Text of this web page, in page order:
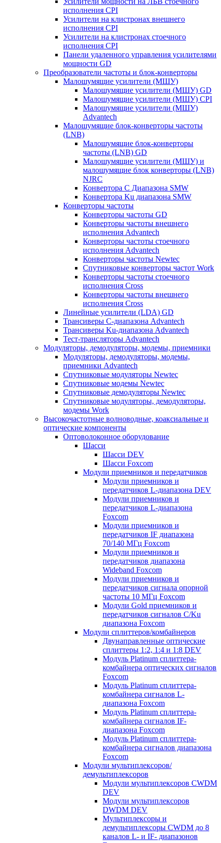
исполнения CPI
Усилители на клистронах внешнего
исполнения CPI
Усилители на клистронах стоечного
исполнения CPI
Панели удаленного управления усилителями
мощности GD
Преобразователи частоты и блок-конверторы
Малошумящие усилители (МШУ)
Малошумящие усилители (МШУ) GD
Малошумящие усилители (МШУ) CPI
Малошумящие усилители (МШУ)
Advantech
Малошумящие блок-конверторы частоты
(LNB)
Малошумящие блок-конверторы
частоты (LNB) GD
Малошумящие усилители (МШУ) и
малошумящие блок конверторы (LNB)
NJRC
Конвертора C Диапазона SMW
Конвертора Ku диапазона SMW
Конверторы частоты
Конверторы частоты GD
Конверторы частоты внешнего
исполнения Advantech
Конверторы частоты стоечного
исполнения Advantech
Конверторы частоты Newtec
Спутниковые конверторы частот Work
Конверторы частоты стоечного
исполнения Cross
Конверторы частоты внешнего
исполнения Cross
Линейные усилители (LDA) GD
Трансиверы С-диапазона Advantech
Трансиверы Ku-диапазона Advantech
Тест-трансляторы Advantech
Модуляторы, демодуляторы, модемы, приемники
Модуляторы, демодуляторы, модемы,
приемники Advantech
Спутниковые модуляторы Newtec
Спутниковые модемы Newtec
Спутниковые демодуляторы Newtec
Спутниковые модуляторы, демодуляторы,
модемы Work
Высокочастотные волноводные, коаксиальные и
оптические компоненты
Оптоволоконное оборудование
Шасси
Шасси DEV
Шасси Foxcom
Модули приемников и передатчиков
Модули приемников и
передатчиков L-диапазона DEV
Модули приемников и
передатчиков L-диапазона
Foxcom
Модули приемников и
передатчиков IF диапазона
70/140 МГц Foxcom
Модули приемников и
передатчиков диапазона
Wideband Foxcom
Модули приемников и
передатчиков сигнала опорной
частоты 10 МГц Foxcom
Модули Gold приемников и
передатчиков сигналов C/Ku
диапазона Foxcom
Модули сплиттеров/комбайнеров
Двунаправленные оптические
сплиттеры 1:2, 1:4 и 1:8 DEV
Модуль Platinum cплиттера-
комбайнера оптических сигналов
Foxcom
Модуль Platinum сплиттера-
комбайнера сигналов L-
диапазона Foxcom
Модуль Platinum сплиттера-
комбайнера сигналов IF-
диапазона Foxcom
Модуль Platinum сплиттера-
комбайнера сигналов диапазона
Foxcom
Модули мультиплексоров/
демультиплексоров
Модули мультиплексоров CWDM
DEV
Модули мультиплексоров
DWDM DEV
Мультиплексоры и
демультиплексоры CWDM до 8
каналов L- и IF- диапазонов